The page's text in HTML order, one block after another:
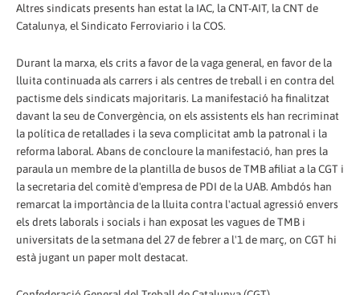
Altres sindicats presents han estat la IAC, la CNT-AIT, la CNT de
Catalunya, el Sindicato Ferroviario i la COS.
Durant la marxa, els crits a favor de la vaga general, en favor de la
lluita continuada als carrers i als centres de treball i en contra del
pactisme dels sindicats majoritaris. La manifestació ha finalitzat
davant la seu de Convergència, on els assistents els han recriminat
la política de retallades i la seva complicitat amb la patronal i la
reforma laboral. Abans de concloure la manifestació, han pres la
paraula un membre de la plantilla de busos de TMB afiliat a la CGT i
la secretaria del comitè d'empresa de PDI de la UAB. Ambdós han
remarcat la importància de la lluita contra l'actual agressió envers
els drets laborals i socials i han exposat les vagues de TMB i
universitats de la setmana del 27 de febrer a l'1 de març, on CGT hi
està jugant un paper molt destacat.